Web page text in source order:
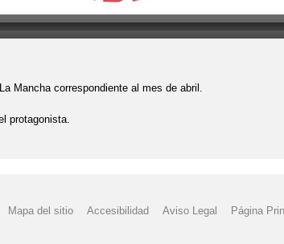
Mancha correspondiente al mes de abril.
protagonista.
Mapa del sitio Accesibilidad Aviso Legal Página